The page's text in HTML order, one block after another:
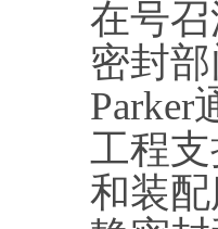
在号
密封
工程
和装